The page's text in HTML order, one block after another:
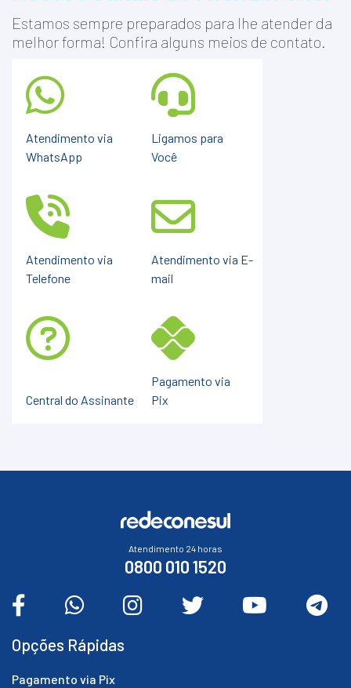
Estamos sempre preparados para lhe atender da
melhor forma! Confira alguns meios de contato.
Atendimento via
WhatsApp
Ligamos para
Você
Atendimento via
Telefone
Atendimento via E-
mail
Central do Assinante
Pagamento via
Pix
Atendimento 24 horas
0800 010 1520
Opções Rápidas
Pagamento via Pix